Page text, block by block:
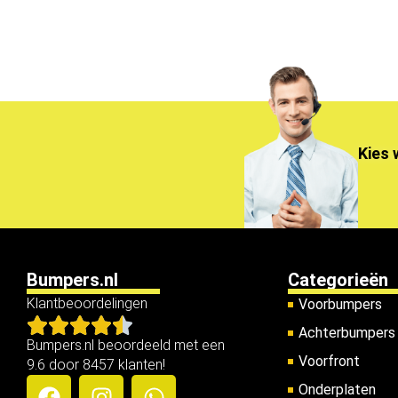
Kies
Bumpers.nl
Klantbeoordelingen
Bumpers.nl beoordeeld met een
9.6 door 8457 klanten!
Categorieën
Voorbumpers
Achterbumpers
Voorfront
Onderplaten